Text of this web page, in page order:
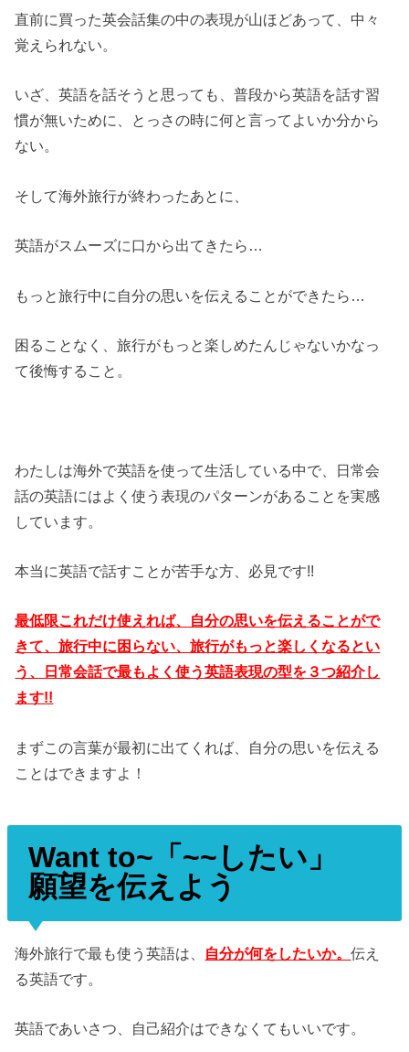
直前に買った英会話集の中の表現が山ほどあって、中々
覚えられない。
いざ、英語を話そうと思っても、普段から英語を話す習
慣が無いために、とっさの時に何と言ってよいか分から
ない。
そして海外旅行が終わったあとに、
英語がスムーズに口から出てきたら…
もっと旅行中に自分の思いを伝えることができたら…
困ることなく、旅行がもっと楽しめたんじゃないかなっ
て後悔すること。
わたしは海外で英語を使って生活している中で、日常会
話の英語にはよく使う表現のパターンがあることを実感
しています。
本当に英語で話すことが苦手な方、必見です!!
最低限これだけ使えれば、自分の思いを伝えることがで
きて、旅行中に困らない、旅行がもっと楽しくなるとい
う、日常会話で最もよく使う英語表現の型を３つ紹介し
ます!!
まずこの言葉が最初に出てくれば、自分の思いを伝える
ことはできますよ！
Want to~「~~したい」
願望を伝えよう
海外旅行で最も使う英語は、 自分が何をしたいか。伝え
る英語です。
英語であいさつ、自己紹介はできなくてもいいです。